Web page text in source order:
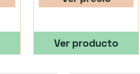
Ver producto